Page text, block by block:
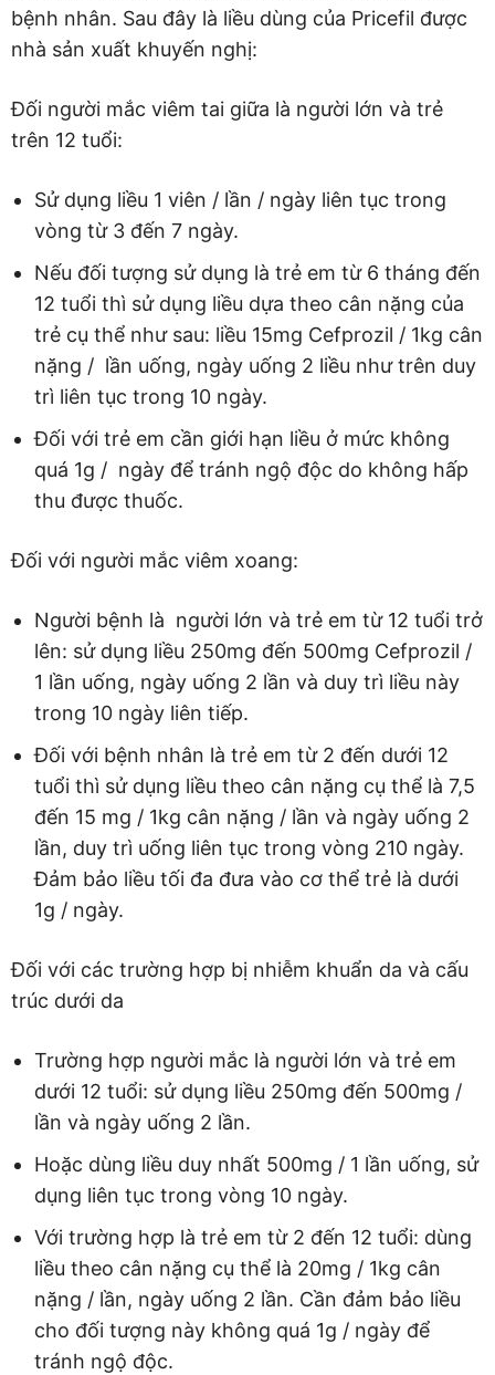
bệnh nhân. Sau đây là liều dùng của Pricefil được
nhà sản xuất khuyến nghị:
Đối người mắc viêm tai giữa là người lớn và trẻ
trên 12 tuổi:
Sử dụng liều 1 viên / lần / ngày liên tục trong
vòng từ 3 đến 7 ngày.
Nếu đối tượng sử dụng là trẻ em từ 6 tháng đến
12 tuổi thì sử dụng liều dựa theo cân nặng của
trẻ cụ thể như sau: liều 15mg Cefprozil / 1kg cân
nặng / lần uống, ngày uống 2 liều như trên duy
trì liên tục trong 10 ngày.
Đối với trẻ em cần giới hạn liều ở mức không
quá 1g / ngày để tránh ngộ độc do không hấp
thu được thuốc.
Đối với người mắc viêm xoang:
Người bệnh là người lớn và trẻ em từ 12 tuổi trở
lên: sử dụng liều 250mg đến 500mg Cefprozil /
1 lần uống, ngày uống 2 lần và duy trì liều này
trong 10 ngày liên tiếp.
Đối với bệnh nhân là trẻ em từ 2 đến dưới 12
tuổi thì sử dụng liều theo cân nặng cụ thể là 7,5
đến 15 mg / 1kg cân nặng / lần và ngày uống 2
lần, duy trì uống liên tục trong vòng 210 ngày.
Đảm bảo liều tối đa đưa vào cơ thể trẻ là dưới
1g / ngày.
Đối với các trường hợp bị nhiễm khuẩn da và cấu
trúc dưới da
Trường hợp người mắc là người lớn và trẻ em
dưới 12 tuổi: sử dụng liều 250mg đến 500mg /
lần và ngày uống 2 lần.
Hoặc dùng liều duy nhất 500mg / 1 lần uống, sử
dụng liên tục trong vòng 10 ngày.
Với trường hợp là trẻ em từ 2 đến 12 tuổi: dùng
liều theo cân nặng cụ thể là 20mg / 1kg cân
nặng / lần, ngày uống 2 lần. Cần đảm bảo liều
cho đối tượng này không quá 1g / ngày để
tránh ngộ độc.